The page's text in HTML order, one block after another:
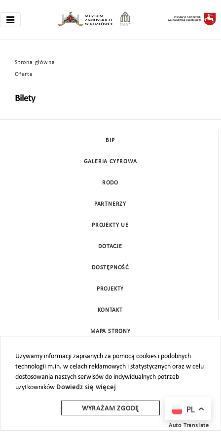
Strona główna
Oferta
Bilety
Używamy informacji zapisanych za pomocą cookies i podobnych
technologii m.in. w celach reklamowych i statystycznych oraz w celu
dostosowania naszych serwisów do indywidualnych potrzeb
użytkowników Dowiedz się więcej
WYRAŻAM ZGODĘ
BIP
GALERIA CYFROWA
RODO
PARTNERZY
PROJEKTY UE
DOTACJE
DOSTĘPNOŚĆ
PROJEKTY
KONTAKT
MAPA STRONY
PL
Auto Translate